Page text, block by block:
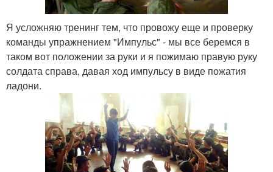
Я усложняю тренинг тем, что провожу еще и проверку
команды упражнением "Импульс" - мы все беремся в
таком вот положении за руки и я пожимаю правую руку
солдата справа, давая ход импульсу в виде пожатия
ладони.